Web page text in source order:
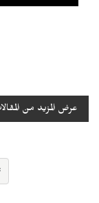
عرض المزيد من